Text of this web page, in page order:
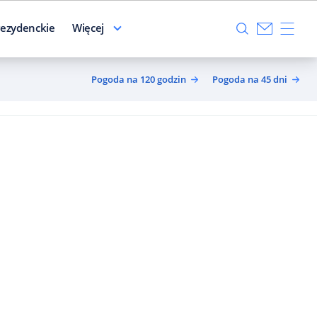
Więcej
Pogoda na 120 godzin Pogoda na 45 dni